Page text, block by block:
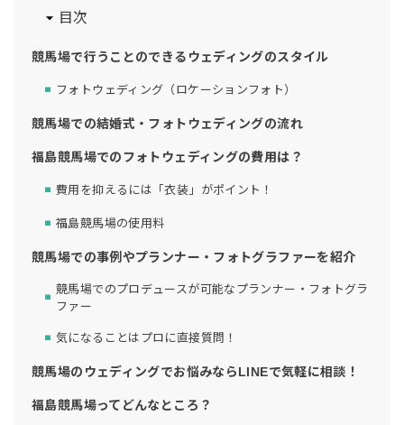
目次
競馬場で行うことのできるウェディングのスタイル
フォトウェディング（ロケーションフォト）
競馬場での結婚式・フォトウェディングの流れ
福島競馬場でのフォトウェディングの費用は？
費用を抑えるには「衣装」がポイント！
福島競馬場の使用料
競馬場での事例やプランナー・フォトグラファーを紹介
競馬場でのプロデュースが可能なプランナー・フォトグラ
ファー
気になることはプロに直接質問！
競馬場のウェディングでお悩みならLINEで気軽に相談！
福島競馬場ってどんなところ？